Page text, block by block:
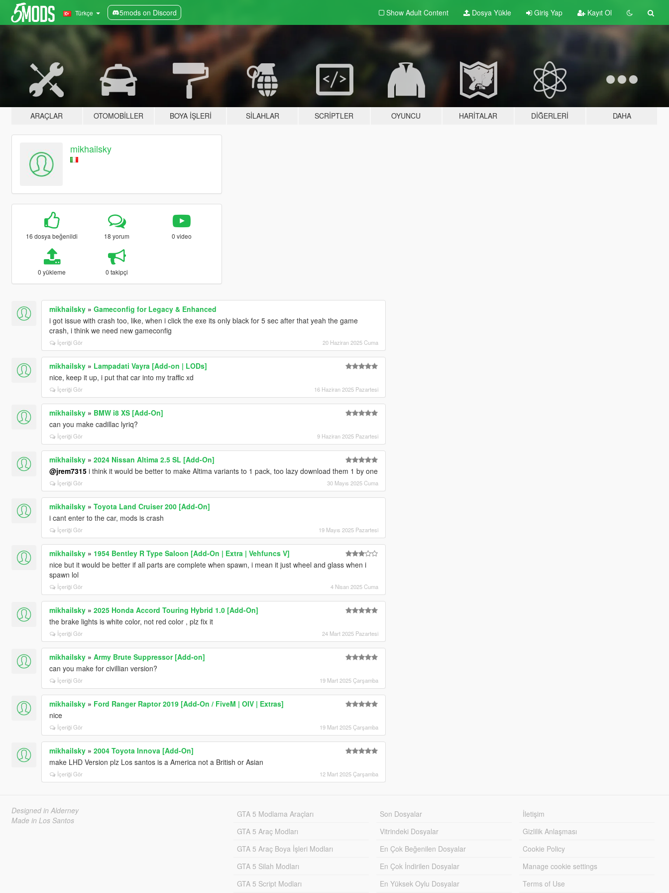
Türkçe 5mods on Discord Show Adult Content Dosya Yükle Giriş Yap Kayıt Ol
ARAÇLAR OTOMOBILLER BOYA İŞLERI SILAHLAR SCRIPTLER OYUNCU HARITALAR DIĞERLERI DAHA
mikhailsky
16 dosya beğenildi 18 yorum 0 video
0 yükleme 0 takipçi
mikhailsky» Gameconfig for Legacy & Enhanced
i got issue with crash too, like, when i click the exe its only black for 5 sec after that yeah the game
crash, i think we need new gameconfig
İçeriği Gör 20 Haziran 2025 Cuma
mikhailsky» Lampadati Vayra [Add-on | LODs]
nice, keep it up, i put that car into my traffic xd
İçeriği Gör 16 Haziran 2025 Pazartesi
mikhailsky» BMW i8 XS [Add-On]
can you make cadillac lyriq?
İçeriği Gör 9 Haziran 2025 Pazartesi
mikhailsky» 2024 Nissan Altima 2.5 SL [Add-On]
@jrem7315i think it would be better to make Altima variants to 1 pack, too lazy download them 1 by one
İçeriği Gör 30 Mayıs 2025 Cuma
mikhailsky» Toyota Land Cruiser 200 [Add-On]
i cant enter to the car, mods is crash
İçeriği Gör 19 Mayıs 2025 Pazartesi
mikhailsky» 1954 Bentley R Type Saloon [Add-On | Extra | Vehfuncs V]
nice but it would be better if all parts are complete when spawn, i mean it just wheel and glass when i
spawn lol
İçeriği Gör 4 Nisan 2025 Cuma
mikhailsky» 2025 Honda Accord Touring Hybrid 1.0 [Add-On]
the brake lights is white color, not red color , plz fix it
İçeriği Gör 24 Mart 2025 Pazartesi
mikhailsky» Army Brute Suppressor [Add-on]
can you make for civillian version?
İçeriği Gör 19 Mart 2025 Çarşamba
mikhailsky» Ford Ranger Raptor 2019 [Add-On / FiveM | OIV | Extras]
nice
İçeriği Gör 19 Mart 2025 Çarşamba
mikhailsky» 2004 Toyota Innova [Add-On]
make LHD Version plz Los santos is a America not a British or Asian
İçeriği Gör 12 Mart 2025 Çarşamba
Designed in Alderney
Made in Los Santos
GTA 5 Modlama Araçları
GTA 5 Araç Modları
GTA 5 Araç Boya İşleri Modları
GTA 5 Silah Modları
GTA 5 Script Modları
Son Dosyalar
Vitrindeki Dosyalar
En Çok Beğenilen Dosyalar
En Çok İndirilen Dosyalar
En Yüksek Oylu Dosyalar
İletişim
Gizlilik Anlaşması
Cookie Policy
Manage cookie settings
Terms of Use